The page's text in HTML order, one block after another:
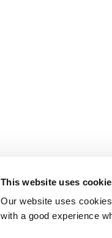
This website uses
Our website uses
with a good experience